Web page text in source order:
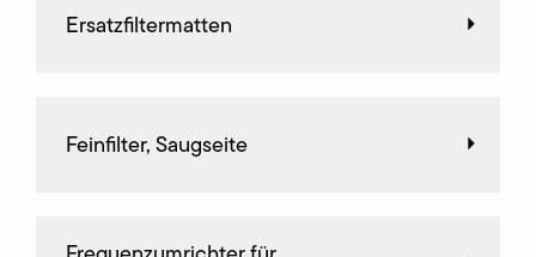
Ersatzfiltermatten
Feinfilter, Saugseite